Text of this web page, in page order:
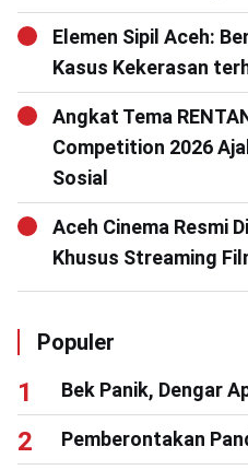
Elemen Sipil Aceh:
Kasus Kekerasan
Angkat Tema
Competition 2026
Sosial
Aceh Cinema Resmi
Khusus Streaming
Populer
Bek Panik, Dengar
Pemberontakan